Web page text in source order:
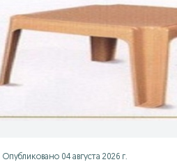
Опубликовано 04 августа 2026 г.